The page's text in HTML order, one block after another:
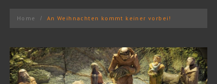
Home An Weihnachten kommt keiner vorbei!